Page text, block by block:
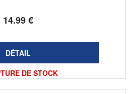
14.99€
DE STOCK